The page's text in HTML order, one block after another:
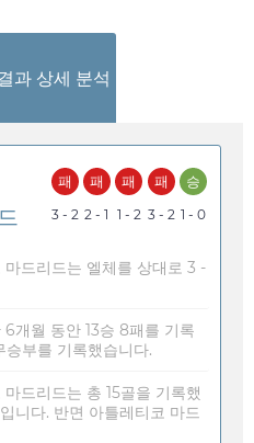
과 상세 분석
패
3 - 2
패
2 - 1
패
1 - 2
패
3 - 2
승
1 - 0
드리드는 엘체를 상대로 3 -
개월 동안 13승 8패를 기록
부를 기록했습니다.
드리드는 총 15골을 기록했
니다. 반면 아틀레티코 마드